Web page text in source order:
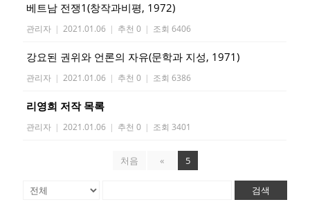
베트남 전쟁1(창작과비평, 1972)
관리자 | 2021.01.06 | 추천 0 | 조회 6406
강요된 권위와 언론의 자유(문학과 지성, 1971)
관리자 | 2021.01.06 | 추천 0 | 조회 6386
리영희 저작 목록
관리자 | 2021.01.06 | 추천 0 | 조회 3401
처음 « 5
검색